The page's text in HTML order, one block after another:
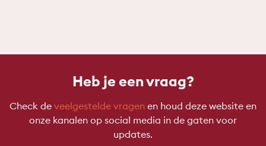
Heb je een vraag?
Check de veelgestelde vragen en houd deze website en
onze kanalen op social media in de gaten voor
updates.